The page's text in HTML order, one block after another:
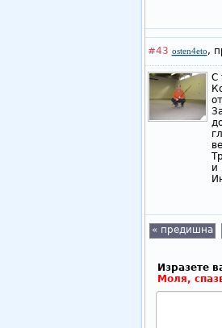
#43 osten4eto,
С
и
« предишна
Изразете
Моля,